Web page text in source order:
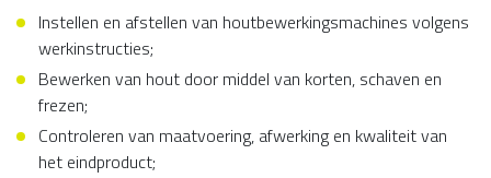
Instellen en afstellen van houtbewerkingsmachines volgens
werkinstructies;
Bewerken van hout door middel van korten, schaven en
frezen;
Controleren van maatvoering, afwerking en kwaliteit van
het eindproduct;